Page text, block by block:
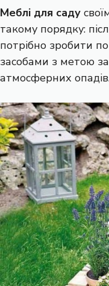
Меблі для саду
такому порядку:
потрібно зробити
засобами з метою
атмосферних